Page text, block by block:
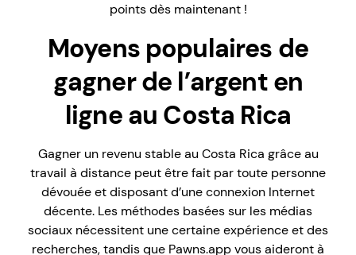
points dès maintenant !
Moyens populaires de
gagner de l’argent en
ligne au Costa Rica
Gagner un revenu stable au Costa Rica grâce au
travail à distance peut être fait par toute personne
dévouée et disposant d’une connexion Internet
décente. Les méthodes basées sur les médias
sociaux nécessitent une certaine expérience et des
recherches, tandis que Pawns.app vous aideront à